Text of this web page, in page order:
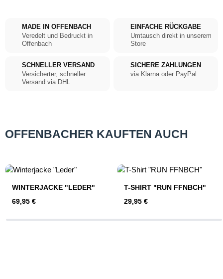
MADE IN OFFENBACH
Veredelt und Bedruckt in
Offenbach
EINFACHE RÜCKGABE
Umtausch direkt in unserem
Store
SCHNELLER VERSAND
Versicherter, schneller
Versand via DHL
SICHERE ZAHLUNGEN
via Klarna oder PayPal
OFFENBACHER KAUFTEN AUCH
WINTERJACKE "LEDER"
Regulärer Preis:
69,95 €
T-SHIRT "RUN FFNBCH"
Regulärer Preis:
29,95 €